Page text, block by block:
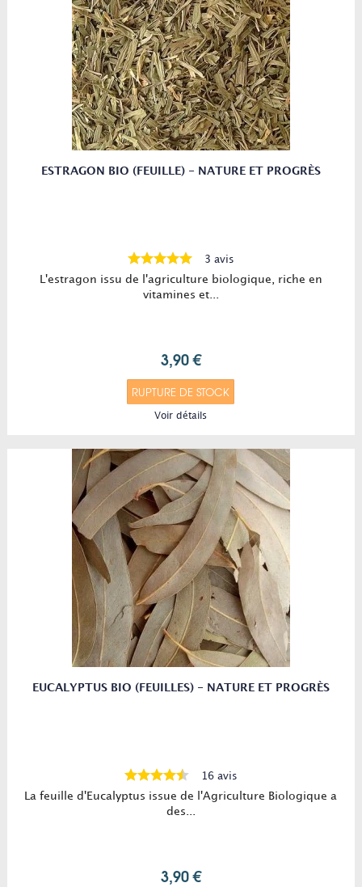
ESTRAGON BIO (FEUILLE) - NATURE ET PROGRÈS
3 avis
L'estragon issu de l'agriculture biologique, riche en
vitamines et...
3,90 €
RUPTURE DE STOCK
Voir détails
EUCALYPTUS BIO (FEUILLES) - NATURE ET PROGRÈS
16 avis
La feuille d'Eucalyptus issue de l'Agriculture Biologique a
des...
3,90 €